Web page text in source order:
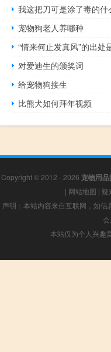
我这把刀可是涂了毒的什
宠物狗老人养哪种
“情来何止发真风”的出处
对爱迪生的颁奖词
给宠物狗接生
比熊犬如何拜年视频
Copyright © 2012 - 2026 宠物用
| 网站地图 | 疑
声明：本站内容来自互联网，如
本站仅为个人兴趣